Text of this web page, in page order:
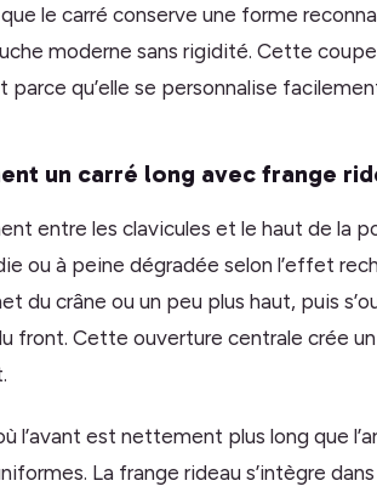
le carré conserve une forme
moderne sans rigidité. Cette coupe
qu’elle se personnalise
un carré long avec frange
entre les clavicules et le haut de la
ou à peine dégradée selon l’effet
du crâne ou un peu plus haut, puis
front. Cette ouverture centrale crée
l’avant est nettement plus long que
La frange rideau s’intègre